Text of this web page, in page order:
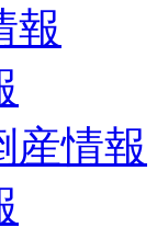
報
産情報